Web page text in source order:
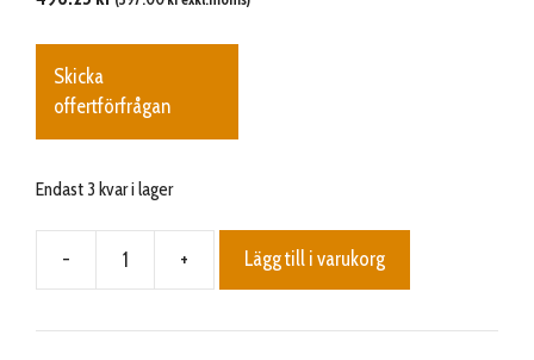
Skicka
offertförfrågan
Endast 3 kvar i lager
-
cable
+ Lägg till i varukorg